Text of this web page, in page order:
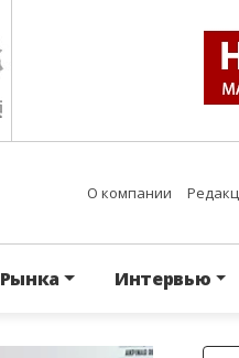
О компании
Интервью